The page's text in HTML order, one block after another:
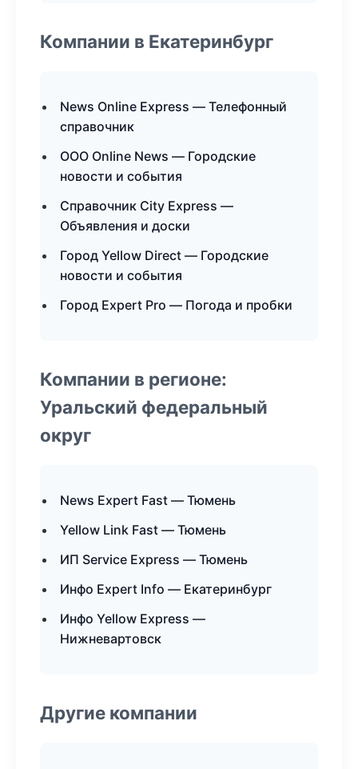
Компании в Екатеринбург
News Online Express — Телефонный
справочник
ООО Online News — Городские
новости и события
Справочник City Express —
Объявления и доски
Город Yellow Direct — Городские
новости и события
Город Expert Pro — Погода и пробки
Компании в регионе:
Уральский федеральный
округ
News Expert Fast — Тюмень
Yellow Link Fast — Тюмень
ИП Service Express — Тюмень
Инфо Expert Info — Екатеринбург
Инфо Yellow Express —
Нижневартовск
Другие компании